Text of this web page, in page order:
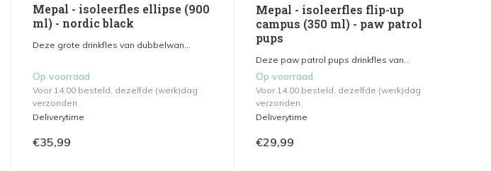
Mepal - isoleerfles ellipse (900
ml) - nordic black
Deze grote drinkfles van dubbelwan...
Op voorraad
Voor 14.00 besteld, dezelfde (werk)dag
verzonden.
Deliverytime
€35,99
Mepal - isoleerfles flip-up
campus (350 ml) - paw patrol
pups
Deze paw patrol pups drinkfles van...
Op voorraad
Voor 14.00 besteld, dezelfde (werk)dag
verzonden.
Deliverytime
€29,99